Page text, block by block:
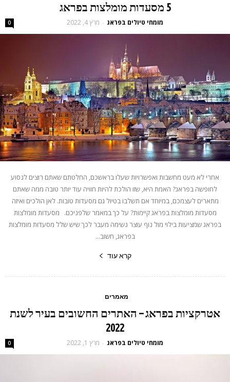
5 מסעדות מומלצות בפראג
מומחי טיולים בפראג - מרץ 4, 2022 0
אחרי לא מעט מחשבות ואפשרויות שעלו בראשכם, החלטתם שאתם רוצים לנסוע
לחופשה בפראג? האמת היא, שזו הולכת להיות חוויה עוד יותר טובה ממה שאתם
מתארים לעצמכם, במיוחד אם תשלבו בטיול גם מסעדות טובות. לאן הולכים ואיזה
מסעדות מומלצות בפראג קיימות? על כך במאמר שלפניכם. מסעדות מומלצות
בפראג שמציעות בילוי מול נוף עוצר נשימה מעבר לכך שיש שלל מסעדות מומלצות
בפראג, חשוב...
קרא עוד
מאמרים
אטרקציות בפראג – האתרים החשובים בעיר לשנת
2022
מומחי טיולים בפראג - מרץ 1, 2022 0